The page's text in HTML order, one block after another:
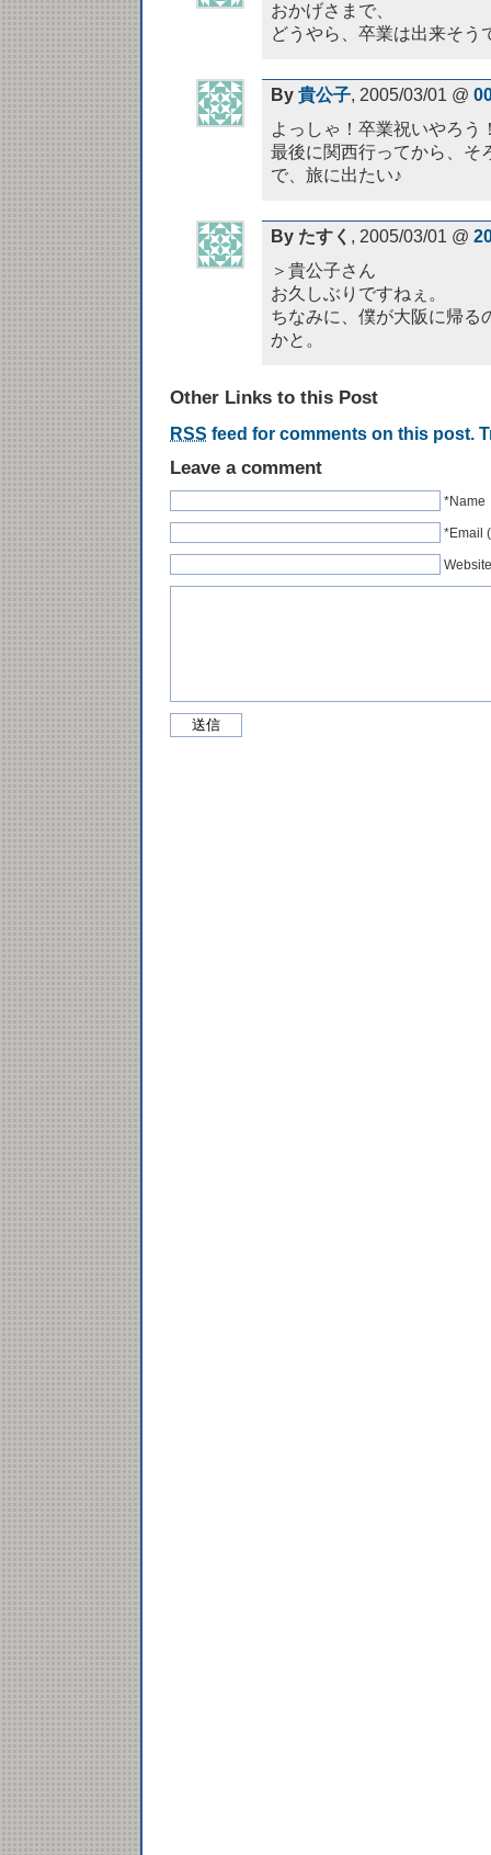
おかげさまで、
どうやら、卒業は出来そう
By 貴公子, 2005/03/01 @
よっしゃ！卒業祝いやろう
最後に関西行ってから、そ
で、旅に出たい♪
By たすく , 2005/03/01 @
＞貴公子さん
お久しぶりですねぇ。
ちなみに、僕が大阪に帰る
かと。
Other Links to this Post
RSS feed for comments on this post.
Leave a comment
*Name
*Email
Website